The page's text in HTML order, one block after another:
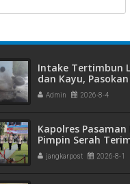
Intake Tertimbun
dan Kayu,
Bersih di Kota
Terganggu
Admin 2026-8-4
Kapolres
Pimpin Serah
Jabatan PJU Polres
Kapolsek Sungai
jangkarpost 2026-8-1